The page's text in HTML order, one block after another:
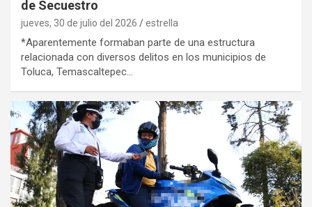
de Secuestro
jueves, 30 de julio del 2026 estrella
*Aparentemente formaban parte de una estructura
relacionada con diversos delitos en los municipios de
Toluca, Temascaltepec…